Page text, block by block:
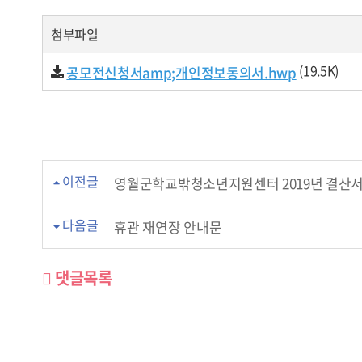
첨부파일
공모전신청서amp;개인정보동의서.hwp (19.5K)
이전글 영월군학교밖청소년지원센터 2019년 결산
다음글 휴관 재연장 안내문
댓글목록